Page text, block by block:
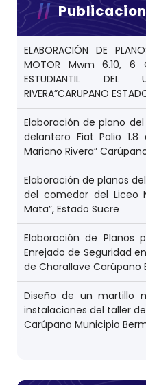
ELABORACIÓN DE
MOTOR Mwm 6.10, 6
ESTUDIANTIL DEL
RIVERA”CARUPANO
Elaboración de plano
delantero Fiat Palio 1.8
Mariano Rivera”
Elaboración de planos
del comedor del Liceo
Mata”, Estado Sucre
Elaboración de Planos
Enrejado de Seguridad
de Charallave Carúpano
Diseño de un martillo
instalaciones del taller de
Carúpano Municipio